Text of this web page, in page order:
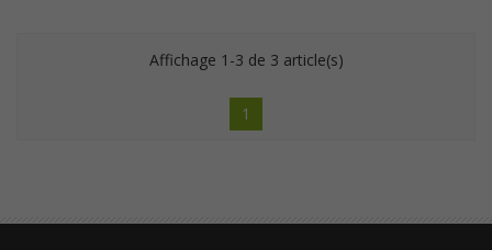
Affichage 1-3 de 3 article(s)
1